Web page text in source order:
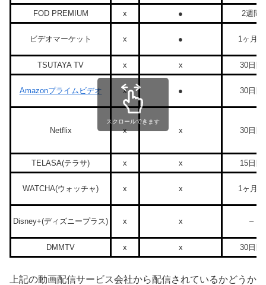
FOD PREMIUM x ● 2週間
ビデオマーケット x ● 1ヶ月間
TSUTAYA TV x x 30日間
Amazonプライムビデオ x ● 30日間
Netflix x x 30日間
TELASA(テラサ) x x 15日間
WATCHA(ウォッチャ) x x 1ヶ月間
Disney+(ディズニープラス) x x –
DMMTV x x 30日間
スクロールできます
上記の動画配信サービス会社から配信されているかどうか